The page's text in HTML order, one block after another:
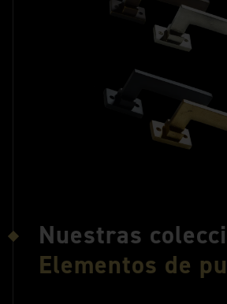
Nuestras
Elementos de